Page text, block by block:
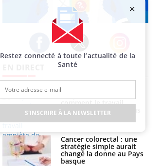
Facebook Twitter Instagram
comment le travail
empiète de plus en plus
sur nos soirées
Cancer colorectal : une
stratégie simple aurait
changé la donne au Pays
basque
Restez connecté à toute l’actualité de la
Santé
S'INSCRIRE À LA NEWSLETTER